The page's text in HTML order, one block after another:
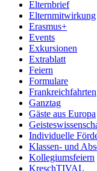
Elternbrief
Elternmitwirkung
Erasmus+
Events
Exkursionen
Extrablatt
Feiern
Formulare
Frankreichfahrten
Ganztag
Gäste aus Europa
Individuelle
Klassen- und
Kollegiumsfeiern
KreschTIVAL